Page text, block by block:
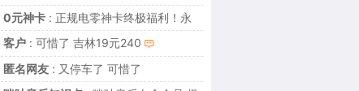
0元神卡: 正规电零神卡终极福利！永
客户: 可惜了 吉林19元240
匿名网友: 又停车了 可惜了